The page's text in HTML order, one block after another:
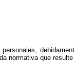
normativa que resulte